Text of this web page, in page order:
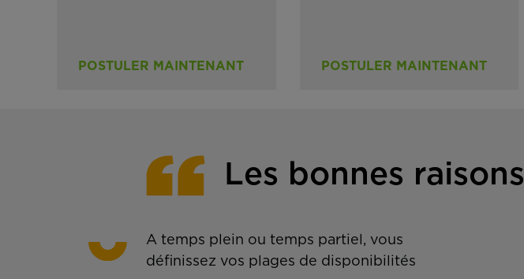
POSTULER MAINTENANT POSTULER MAINTENANT
Les bonnes raisons
A temps plein ou temps partiel, vous
définissez vos plages de disponibilités